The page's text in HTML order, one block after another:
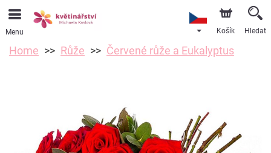
Menu Košík Hledat
Home Růže Červené růže a Eukalyptus